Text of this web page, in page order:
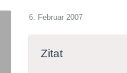
6. Februar 2007
Zitat